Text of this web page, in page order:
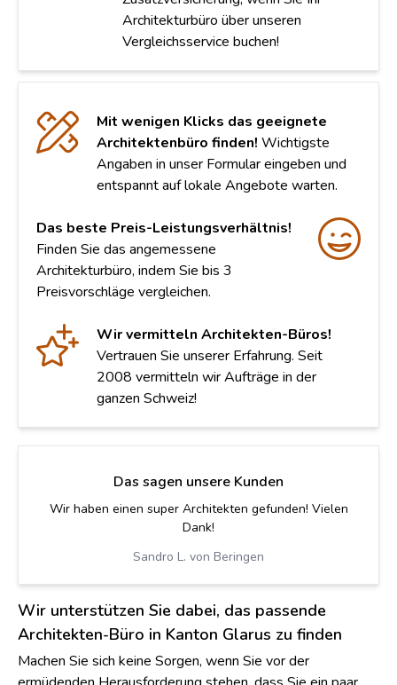
Wir unterstützen Sie dabei, das passende
Architekten-Büro in Kanton Glarus zu finden
Machen Sie sich keine Sorgen, wenn Sie vor der
Architekturbüro über unseren
Vergleichsservice buchen!
Mit wenigen Klicks das geeignete
Architektenbüro finden! Wichtigste
Angaben in unser Formular eingeben und
entspannt auf lokale Angebote warten.
Das beste Preis-Leistungsverhältnis!
Finden Sie das angemessene
Architekturbüro, indem Sie bis 3
Preisvorschläge vergleichen.
Wir vermitteln Architekten-Büros!
Vertrauen Sie unserer Erfahrung. Seit
2008 vermitteln wir Aufträge in der
ganzen Schweiz!
Das sagen unsere Kunden
Gute, kompetente Beratung und tolle Ausführung.
Kommunikation könnte etwas besser sein.
Roman F. von Riedholz